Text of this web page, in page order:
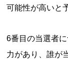
可能性が高いと
6番目の当選者
力があり、誰が